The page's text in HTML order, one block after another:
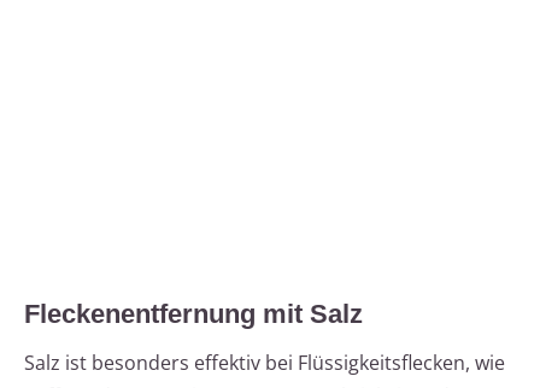
Fleckenentfernung mit Salz
Salz ist besonders effektiv bei Flüssigkeitsflecken, wie